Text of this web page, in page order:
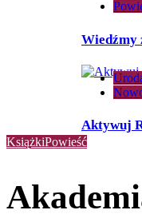
Wiedźmy
Aktywuj
KsiążkiPowieść